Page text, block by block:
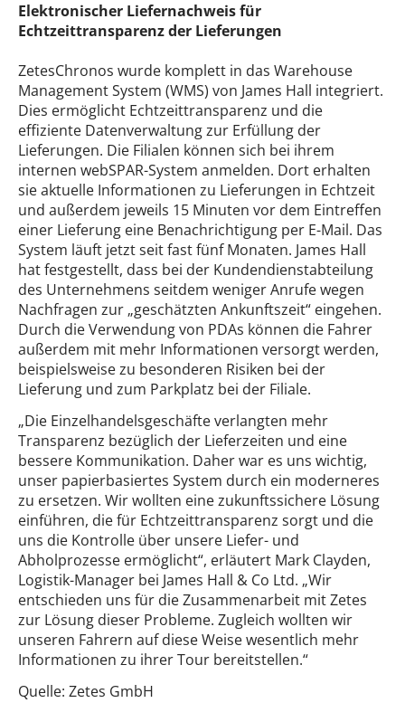
Elektronischer Liefernachweis für
Echtzeittransparenz der Lieferungen
ZetesChronos wurde komplett in das Warehouse
Management System (WMS) von James Hall integriert.
Dies ermöglicht Echtzeittransparenz und die
effiziente Datenverwaltung zur Erfüllung der
Lieferungen. Die Filialen können sich bei ihrem
internen webSPAR-System anmelden. Dort erhalten
sie aktuelle Informationen zu Lieferungen in Echtzeit
und außerdem jeweils 15 Minuten vor dem Eintreffen
einer Lieferung eine Benachrichtigung per E-Mail. Das
System läuft jetzt seit fast fünf Monaten. James Hall
hat festgestellt, dass bei der Kundendienstabteilung
des Unternehmens seitdem weniger Anrufe wegen
Nachfragen zur „geschätzten Ankunftszeit“ eingehen.
Durch die Verwendung von PDAs können die Fahrer
außerdem mit mehr Informationen versorgt werden,
beispielsweise zu besonderen Risiken bei der
Lieferung und zum Parkplatz bei der Filiale.
„Die Einzelhandelsgeschäfte verlangten mehr
Transparenz bezüglich der Lieferzeiten und eine
bessere Kommunikation. Daher war es uns wichtig,
unser papierbasiertes System durch ein moderneres
zu ersetzen. Wir wollten eine zukunftssichere Lösung
einführen, die für Echtzeittransparenz sorgt und die
uns die Kontrolle über unsere Liefer- und
Abholprozesse ermöglicht“, erläutert Mark Clayden,
Logistik-Manager bei James Hall & Co Ltd. „Wir
entschieden uns für die Zusammenarbeit mit Zetes
zur Lösung dieser Probleme. Zugleich wollten wir
unseren Fahrern auf diese Weise wesentlich mehr
Informationen zu ihrer Tour bereitstellen.“
Quelle: Zetes GmbH